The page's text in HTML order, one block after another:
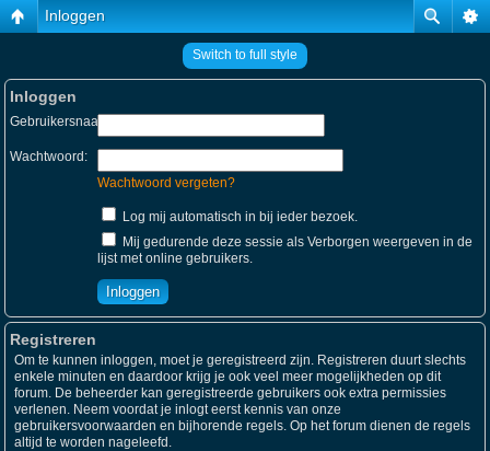
Inloggen
Switch to full style
Inloggen
Gebruikersnaam:
Wachtwoord:
Wachtwoord vergeten?
Log mij automatisch in bij ieder bezoek.
Mij gedurende deze sessie als Verborgen weergeven in de
lijst met online gebruikers.
Registreren
Om te kunnen inloggen, moet je geregistreerd zijn. Registreren duurt slechts
enkele minuten en daardoor krijg je ook veel meer mogelijkheden op dit
forum. De beheerder kan geregistreerde gebruikers ook extra permissies
verlenen. Neem voordat je inlogt eerst kennis van onze
gebruikersvoorwaarden en bijhorende regels. Op het forum dienen de regels
altijd te worden nageleefd.